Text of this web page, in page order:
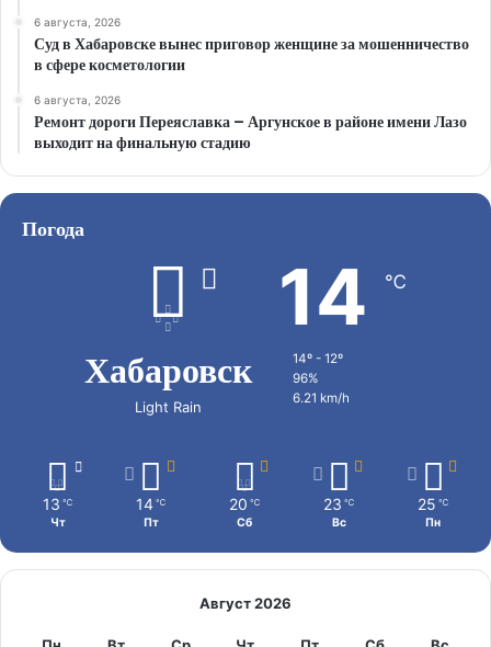
6 августа, 2026
Суд в Хабаровске вынес приговор женщине за мошенничество
в сфере косметологии
6 августа, 2026
Ремонт дороги Переяславка – Аргунское в районе имени Лазо
выходит на финальную стадию
Погода
Хабаровск
Light Rain
14 ℃
14º - 12º
96%
6.21 km/h
13 ℃
Чт
14 ℃
Пт
20 ℃
Сб
23 ℃
Вс
25 ℃
Пн
Август 2026